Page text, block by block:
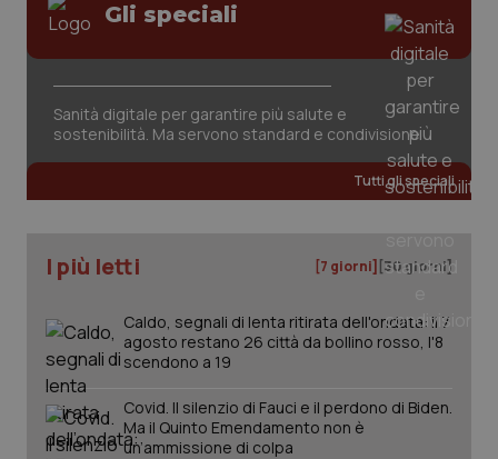
Gli speciali
Sanità digitale per garantire più salute e
sostenibilità. Ma servono standard e condivisione
Tutti gli speciali
I più letti [7 giorni] [30 giorni]
Caldo, segnali di lenta ritirata dell'ondata: il 7
agosto restano 26 città da bollino rosso, l'8
scendono a 19
Covid. Il silenzio di Fauci e il perdono di Biden.
Ma il Quinto Emendamento non è
un’ammissione di colpa
tracking-sites-ironfish-
tracking-enable
www.quotidianosanita.it
_ga